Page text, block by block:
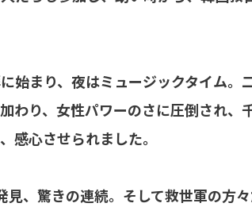
始まり、夜はミュージックタイム
わり、女性パワーのさに圧倒され、
感心させられました。
、驚きの連続。そして救世軍の方